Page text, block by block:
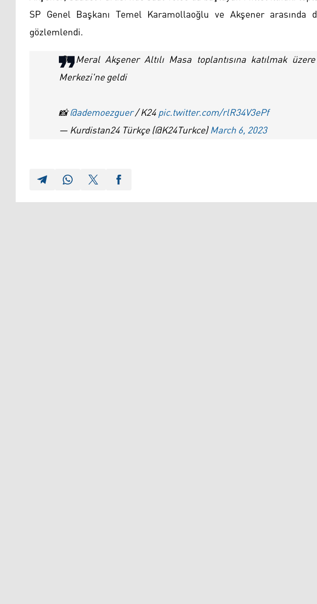
SP Genel Başkanı Temel Karamollaoğlu ve Akşener arasında
gözlemlendi.
🔴 Meral Akşener Altılı Masa toplantısına katılmak
Merkezi'ne geldi
📸@ademoezguer/ K24pic.twitter.com/rlR34V3ePf
— Kurdistan24 Türkçe (@K24Turkce)March 6, 2023